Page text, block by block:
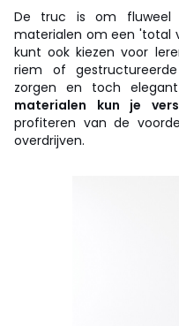
De truc is om fluweel
materialen om een 'total
kunt ook kiezen voor
riem of
zorgen en toch
materialen kun je
profiteren van de
overdrijven.